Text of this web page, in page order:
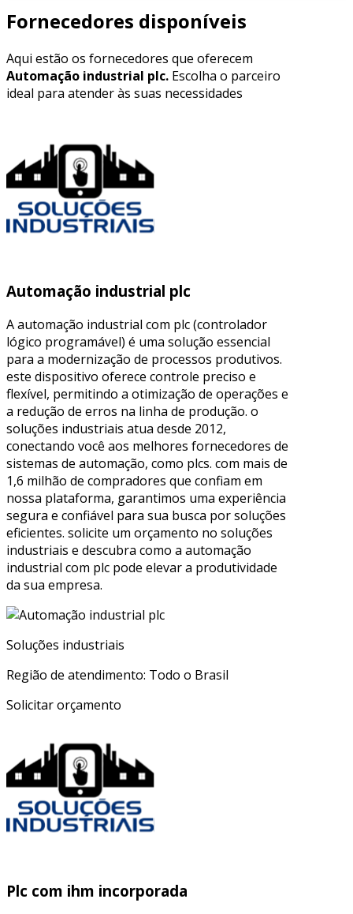
Fornecedores disponíveis
Aqui estão os fornecedores que oferecem
Automação industrial plc. Escolha o parceiro
ideal para atender às suas necessidades
Automação industrial plc
A automação industrial com plc (controlador
lógico programável) é uma solução essencial
para a modernização de processos produtivos.
este dispositivo oferece controle preciso e
flexível, permitindo a otimização de operações e
a redução de erros na linha de produção. o
soluções industriais atua desde 2012,
conectando você aos melhores fornecedores de
sistemas de automação, como plcs. com mais de
1,6 milhão de compradores que confiam em
nossa plataforma, garantimos uma experiência
segura e confiável para sua busca por soluções
eficientes. solicite um orçamento no soluções
industriais e descubra como a automação
industrial com plc pode elevar a produtividade
da sua empresa.
Soluções industriais
Região de atendimento: Todo o Brasil
Solicitar orçamento
Plc com ihm incorporada